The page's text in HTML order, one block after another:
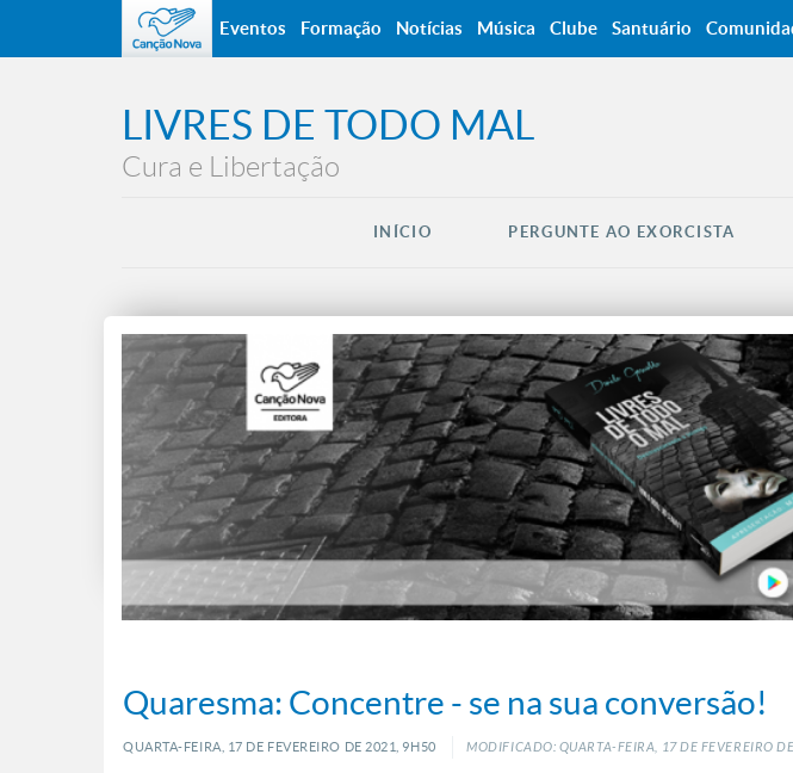
LIVRES DE TODO MAL
Cura e Libertação
INÍCIO PERGUNTE AO EXORCISTA
Quaresma: Concentre - se na sua conversão!
QUARTA-FEIRA, 17 DE FEVEREIRO DE 2021, 9H50 MODIFICADO: QUARTA-FEIRA, 17DE FEVEREIRO DE
Eventos Formação Notícias Música Clube Santuário